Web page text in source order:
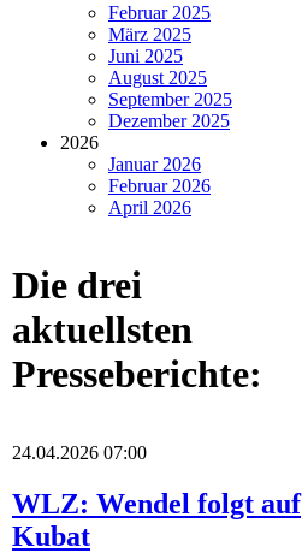
Februar 2025
März 2025
Juni 2025
August 2025
September 2025
Dezember 2025
2026
Januar 2026
Februar 2026
April 2026
Die drei
aktuellsten
Presseberichte:
24.04.2026 07:00
WLZ: Wendel folgt auf
Kubat